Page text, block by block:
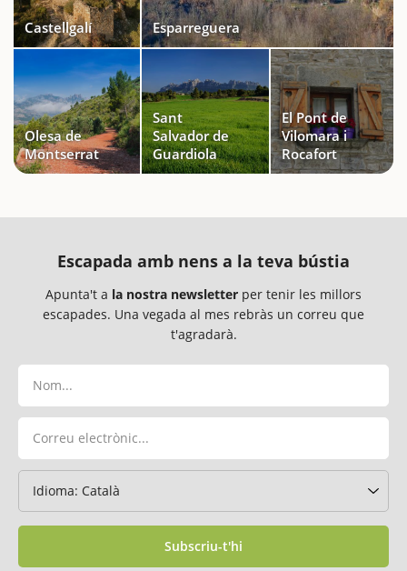
Castellgalí Esparreguera
Olesa de
Montserrat
Sant
Salvador de
Guardiola
El Pont de
Vilomara i
Rocafort
Escapada amb nens a la teva bústia
Apunta't a la nostra newsletter per tenir les millors
escapades. Una vegada al mes rebràs un correu que
t'agradarà.
Subscriu-t'hi